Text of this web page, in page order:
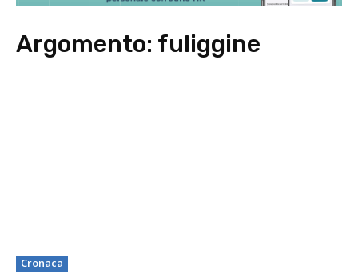
Argomento: fuliggine
Cronaca